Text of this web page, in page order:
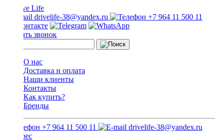
drivelife-38@yandex.ru +7 964 11 500 11
Заказать звонок
О нас
Доставка и оплата
Наши клиенты
Контакты
Как купить?
Бренды
+7 964 11 500 11 drivelife-38@yandex.ru